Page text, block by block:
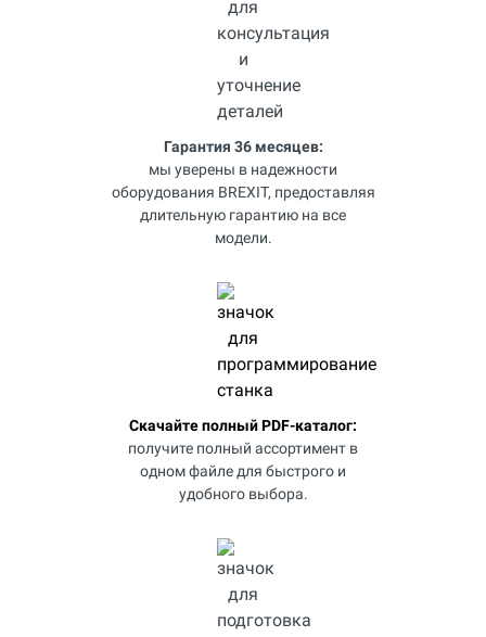
Гарантия 36 месяцев:
мы уверены в надежности
оборудования BREXIT, предоставляя
длительную гарантию на все
модели.
Скачайте полный PDF-каталог:
получите полный ассортимент в
одном файле для быстрого и
удобного выбора.